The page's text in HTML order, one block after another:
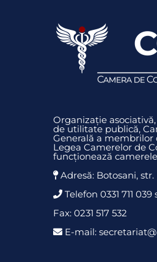
Organizație
de utilitate publică,
Generală a membrilor
Legea Camerelor de
funcționează
Adresă: Botosani, str.
Telefon 0331 711 039
Fax: 0231 517 532
E-mail: